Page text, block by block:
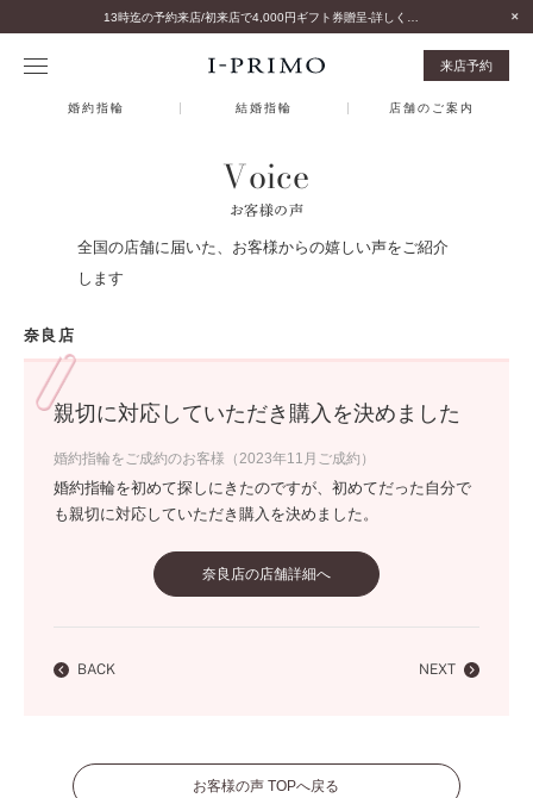
来店予約
婚約指輪 結婚指輪 店舗のご案内
Voice
お客様の声
全国の店舗に届いた、お客様からの嬉しい声をご紹介
します
奈良店
親切に対応していただき購入を決めました
婚約指輪をご成約のお客様（2023年11月ご成約）
婚約指輪を初めて探しにきたのですが、初めてだった自分で
も親切に対応していただき購入を決めました。
奈良店の店舗詳細へ
BACK NEXT
お客様の声 TOPへ戻る